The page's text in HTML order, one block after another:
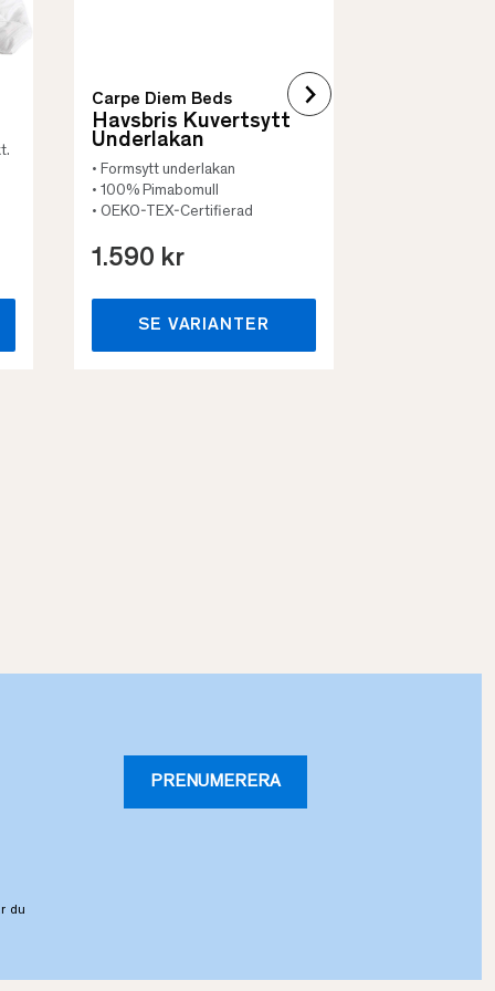
Carpe Diem Beds
Havsbris Kuvertsytt
Underlakan
• Formsytt underlakan
• 100% Pimabomull
• OEKO-TEX-Certifierad
1.590 kr
SE VARIANTER
PRENUMERERA
du